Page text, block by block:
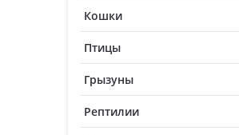
Кошки
Птицы
Грызуны
Рептилии